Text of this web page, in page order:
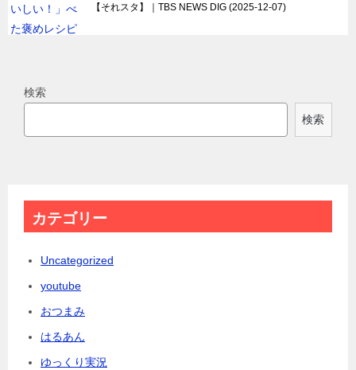
【それスタ】｜TBS NEWS DIG 2025-12-07
検索
検索
カテゴリー
Uncategorized
youtube
おつまみ
はるあん
ゆっくり実況